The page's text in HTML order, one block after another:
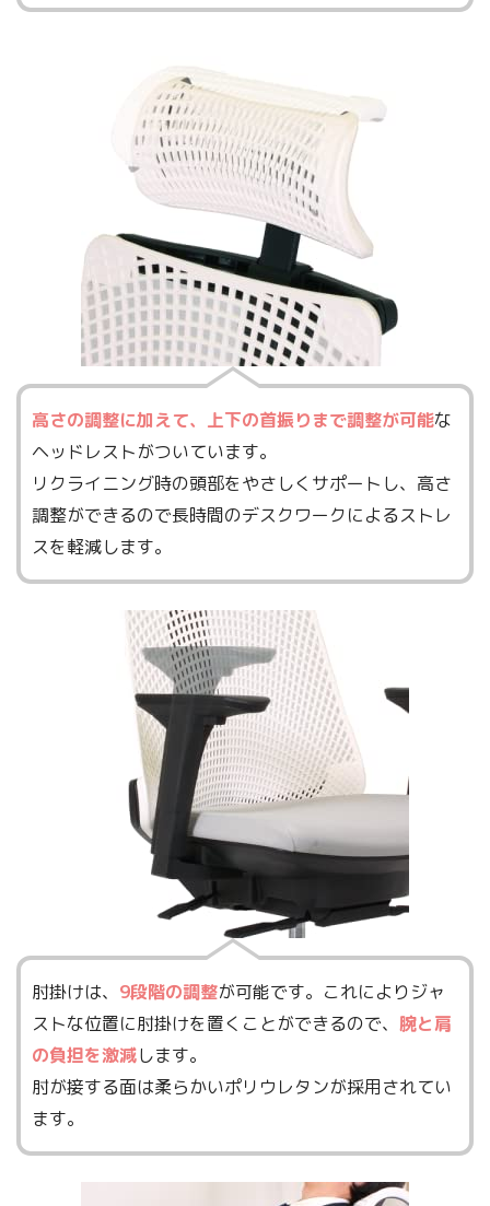
高さの調整に加えて、上下の首振りまで調整が可能な
ヘッドレストがついています。
リクライニング時の頭部をやさしくサポートし、高さ
調整ができるので長時間のデスクワークによるストレ
スを軽減します。
肘掛けは、 9段階の調整が可能です。これによりジャ
ストな位置に肘掛けを置くことができるので、 腕と肩
の負担を激減します。
肘が接する面は柔らかいポリウレタンが採用されてい
ます。